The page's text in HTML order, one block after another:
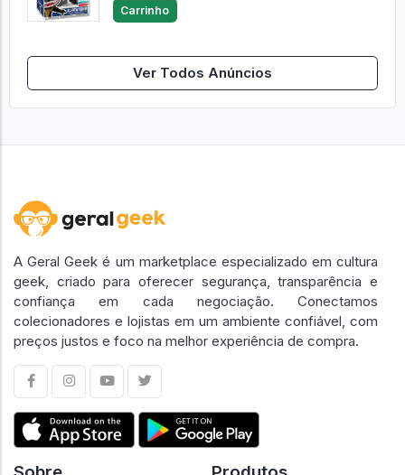
Carrinho
Ver Todos Anúncios
A Geral Geek é um marketplace especializado em cultura
geek, criado para oferecer segurança, transparência e
confiança em cada negociação. Conectamos
colecionadores e lojistas em um ambiente confiável, com
preços justos e foco na melhor experiência de compra.